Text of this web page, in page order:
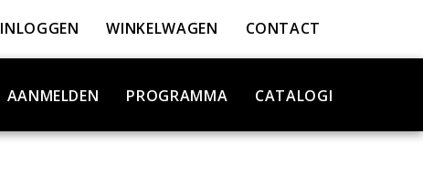
INLOGGEN WINKELWAGEN CONTACT
AANMELDEN PROGRAMMA CATALOGI